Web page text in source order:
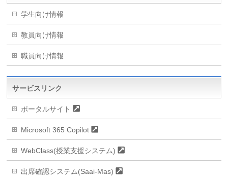
学生向け情報
教員向け情報
職員向け情報
サービスリンク
ポータルサイト
Microsoft 365 Copilot
WebClass(授業支援システム)
出席確認システム(Saai-Mas)